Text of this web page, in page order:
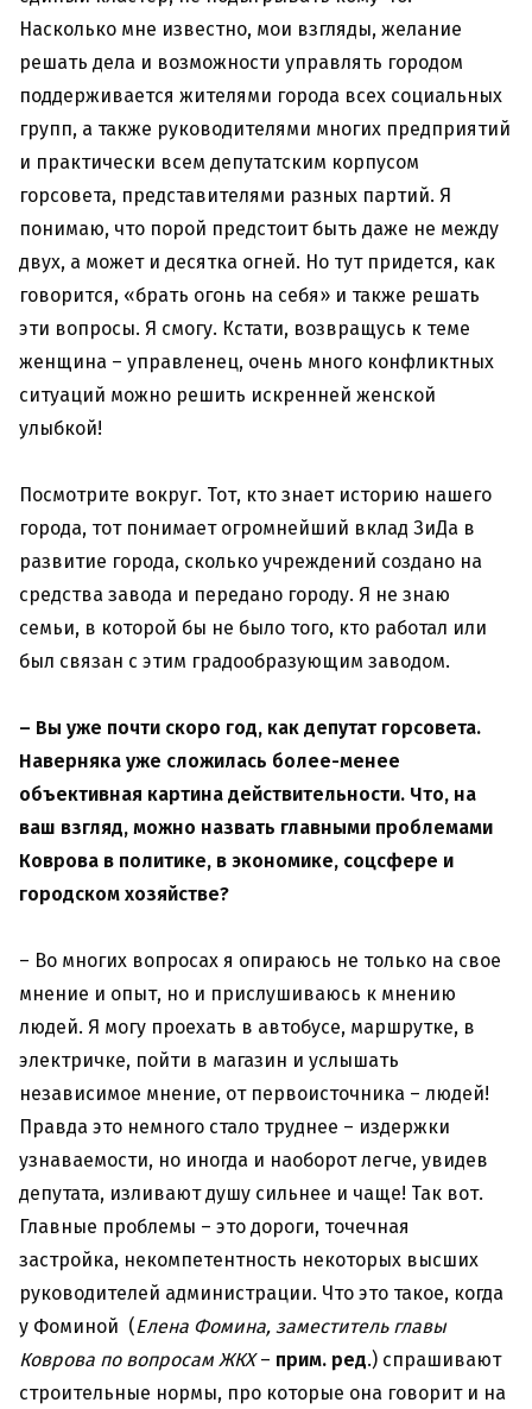
Насколько мне известно, мои взгляды, желание
решать дела и возможности управлять городом
поддерживается жителями города всех социальных
групп, а также руководителями многих предприятий
и практически всем депутатским корпусом
горсовета, представителями разных партий. Я
понимаю, что порой предстоит быть даже не между
двух, а может и десятка огней. Но тут придется, как
говорится, «брать огонь на себя» и также решать
эти вопросы. Я смогу. Кстати, возвращусь к теме
женщина – управленец, очень много конфликтных
ситуаций можно решить искренней женской
улыбкой!
Посмотрите вокруг. Тот, кто знает историю нашего
города, тот понимает огромнейший вклад ЗиДа в
развитие города, сколько учреждений создано на
средства завода и передано городу. Я не знаю
семьи, в которой бы не было того, кто работал или
был связан с этим градообразующим заводом.
– Вы уже почти скоро год, как депутат горсовета.
Наверняка уже сложилась более-менее
объективная картина действительности. Что, на
ваш взгляд, можно назвать главными проблемами
Коврова в политике, в экономике, соцсфере и
городском хозяйстве?
– Во многих вопросах я опираюсь не только на свое
мнение и опыт, но и прислушиваюсь к мнению
людей. Я могу проехать в автобусе, маршрутке, в
электричке, пойти в магазин и услышать
независимое мнение, от первоисточника – людей!
Правда это немного стало труднее – издержки
узнаваемости, но иногда и наоборот легче, увидев
депутата, изливают душу сильнее и чаще! Так вот.
Главные проблемы – это дороги, точечная
застройка, некомпетентность некоторых высших
руководителей администрации. Что это такое, когда
у Фоминой (Елена Фомина, заместитель главы
Коврова по вопросам ЖКХ– прим. ред.) спрашивают
строительные нормы, про которые она говорит и на